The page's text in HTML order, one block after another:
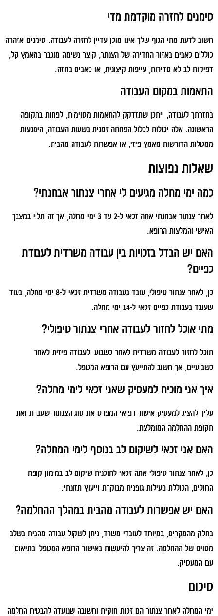
סימנים לחזרה מוקדמת מדי
חשוב לדעת מתי הגוף שלך אינו מוכן עדיין לחזרה לעבודה. סימנים אזהרה
כוללים כאבים באזור החדירה של הצנתר, קוצר נשימה מוגבר במאמץ קל,
דפיקות לב לא סדירות, עייפות קיצונית, או כאבים בחזה.
התאמות במקום העבודה
בחזרתך לעבודה, ייתכן שתזדקק להתאמות מסוימות, לפחות בתקופה
הראשונה. אלה יכולות לכלול הפחתה זמנית בשעות העבודה, הימנעות
ממטלות הדורשות מאמץ פיזי, או אפשרות לעבודה מהבית.
שאלות נפוצות
כמה ימי מחלה מגיעים לי אחרי צנתור אבחנתי?
לאחר צנתור אבחנתי אתה זכאי ל-2 עד 3 ימי מחלה, אך זה תלוי במצבך
האישי והמלצות הרופא.
האם יש הבדל בזכויות בין עבודה משרדית לעבודת
כפיים?
כן, לאחר צנתור טיפולי, עובד בעבודה משרדית זכאי ל-8 ימי מחלה, בעוד
שעובד בעבודת כפיים זכאי ל-14 ימי מחלה.
מתי אוכל לחזור לעבודה אחרי צנתור טיפולי?
תוכל לחזור לעבודה משרדית לאחר כשבוע ולעבודה פיזית לאחר
כשבועיים, אך חשוב להתייעץ עם הרופא המטפל.
איך אני מוכיח למעסיק שאני זכאי לימי מחלה?
עליך להציג למעסיק אישור רפואי המפרט את סוג הצנתור שעברת ואת
תקופת ההחלמה המומלצת.
האם אני זכאי לשיקום לב בנוסף לימי המחלה?
כן, לאחר צנתור טיפולי אתה זכאי לתוכנית שיקום לב במימון קופת
החולים, הכוללת פעילות גופנית מבוקרת וייעוץ תזונתי.
האם יש אפשרות לעבודה מהבית במהלך ההחלמה?
בחלק מהמקרים, במיוחד לעובדי משרד, ניתן לשקול עבודה מהבית בשלב
מסוים של ההחלמה. זה צריך להיעשות באישור הרופא המטפל ובתיאום
עם המעסיק.
סיכום
ימי המחלה לאחר צנתור הם זכות חוקית וחשובה שנועדה להבטיח החלמה